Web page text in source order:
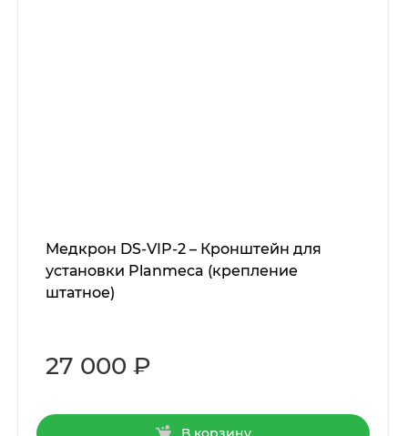
Медкрон DS-VIP-2 – Кронштейн для
установки Planmeca (крепление
штатное)
27 000 ₽